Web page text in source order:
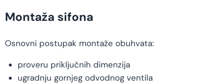
Montaža sifona
Osnovni postupak montaže obuhvata:
proveru priključnih dimenzija
ugradnju gornjeg odvodnog ventila